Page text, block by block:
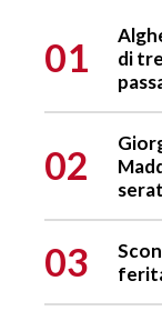
01
di
02
03